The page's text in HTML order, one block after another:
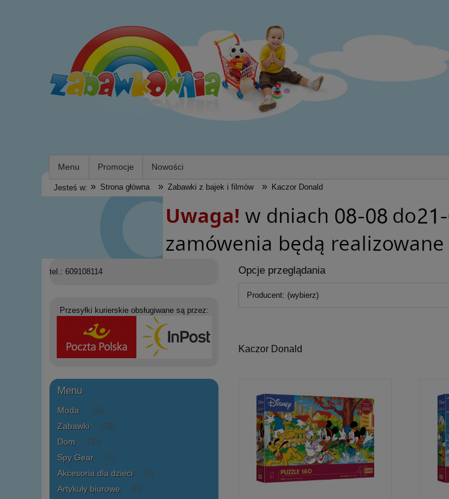
Menu Promocje Nowości
Jesteś w: » Strona główna » Zabawki z bajek i filmów » Kaczor Donald
tel.: 609108114
Przesyłki kurierskie obsługiwane są przez:
Menu
Moda (15)
Zabawki (39)
Dom (32)
Spy Gear (1)
Akcesoria dla dzieci (4)
Artykuły biurowe (0)
Opcje przeglądania
Producent: (wybierz)
Kaczor Donald